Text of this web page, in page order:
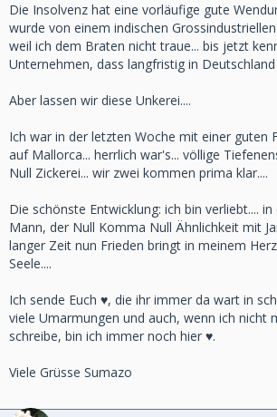
Die Insolvenz hat eine vorläufige gute
wurde von einem indischen
weil ich dem Braten nicht traue... bis jetzt
Unternehmen, dass langfristig in
Aber lassen wir diese Unkerei....
Ich war in der letzten Woche mit einer guten
auf Mallorca... herrlich war's... völlige
Null Zickerei... wir zwei kommen prima klar....
Die schönste Entwicklung: ich bin verliebt....
Mann, der Null Komma Null Ähnlichkeit mit
langer Zeit nun Frieden bringt in meinem
Seele....
Ich sende Euch ♥️, die ihr immer da wart in
viele Umarmungen und auch, wenn ich nicht
schreibe, bin ich immer noch hier ♥️.
Viele Grüsse Sumazo